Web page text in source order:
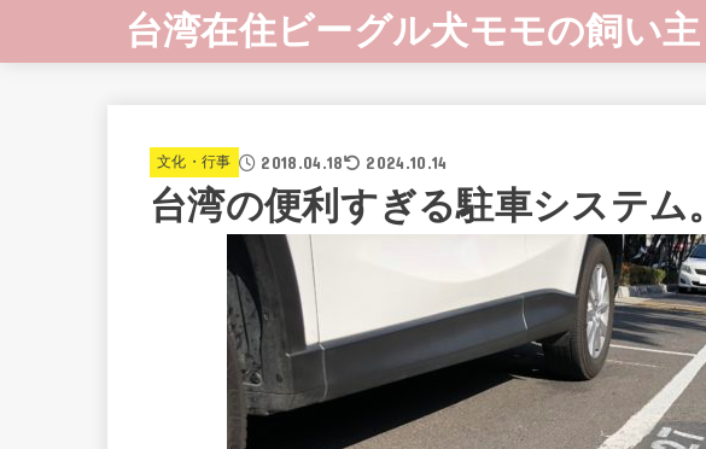
台湾在住ビーグル犬モモの飼い主
文化・行事 2018.04.18 2024.10.14
台湾の便利すぎる駐車システム。